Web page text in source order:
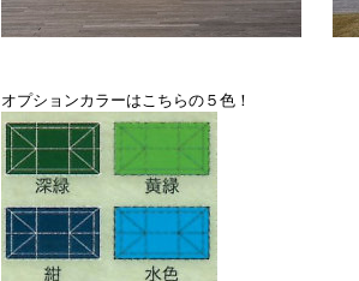
オプションカラーはこちらの５色！